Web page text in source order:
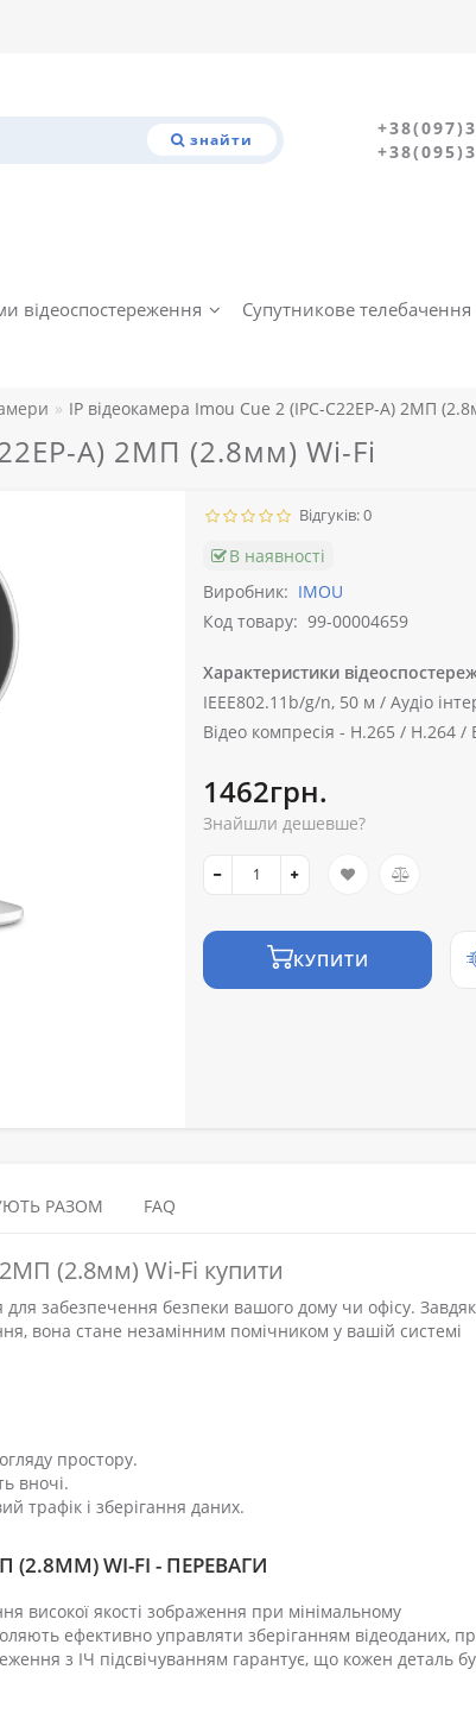
знайти
відеоспостереження Супутникове телебачення
IP відеокамера Imou Cue 2 (IPC-C22EP-A) 2МП
A) 2МП (2.8мм) Wi-Fi
Відгуків: 0
В наявності
Виробник: IMOU
Код товару: 99-00004659
Характеристики
IEEE802.11b/g/n, 50 м / Аудіо
Відео компресія - H.265 / H.264 /
1462грн.
Знайшли дешевше?
КУПИТИ
РАЗОМ FAQ
(2.8мм) Wi-Fi купити
забезпечення безпеки вашого дому чи офісу.
вона стане незамінним помічником у вашій системі
простору.
вночі.
трафік і зберігання даних.
(2.8ММ) WI-FI - ПЕРЕВАГИ
високої якості зображення при мінімальному
ефективно управляти зберіганням відеоданих,
з ІЧ підсвічуванням гарантує, що кожен деталь